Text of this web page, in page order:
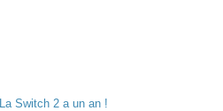
Switch 2 a un an !